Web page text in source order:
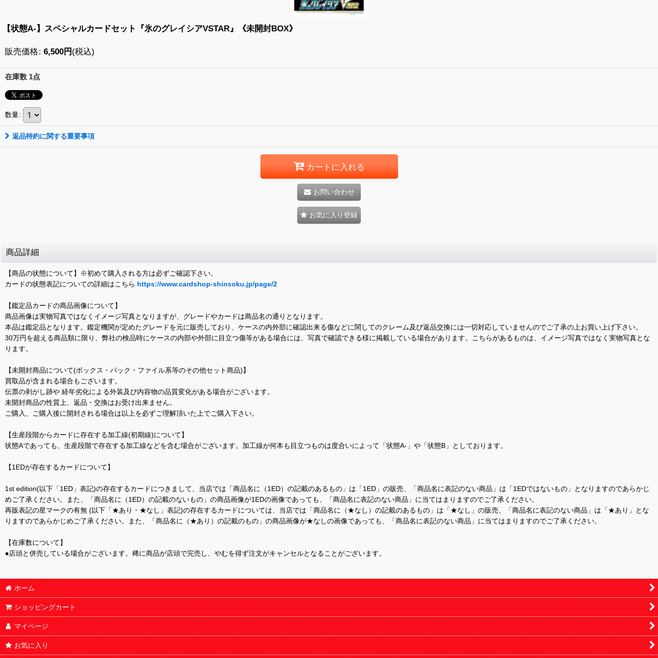
【状態A-】スペシャルカードセット『氷のグレイシアVSTAR』《未開封BOX》
販売価格: 6,500円 (税込)
在庫数 1点
数量:
返品特約に関する重要事項
カートに入れる
お問い合わせ
お気に入り登録
商品詳細
【商品の状態について】※初めて購入される方は必ずご確認下さい。
カードの状態表記についての詳細はこちら https://www.cardshop-shinsoku.jp/page/2
【鑑定品カードの商品画像について】
商品画像は実物写真ではなくイメージ写真となりますが、グレードやカードは商品名の通りとなります。
本品は鑑定品となります。鑑定機関が定めたグレードを元に販売しており、ケースの内外部に確認出来る傷などに関してのクレーム及び返品交換には一切対応していませんのでご了承の上お買い上げ下さい。
30万円を超える商品類に限り、弊社の検品時にケースの内部や外部に目立つ傷等がある場合には、写真で確認できる様に掲載している場合があります。こちらがあるものは、イメージ写真ではなく実物写真とな
ります。
【未開封商品について(ボックス・パック・ファイル系等のその他セット商品)】
買取品が含まれる場合もございます。
伝票の剥がし跡や 経年劣化による外装及び内容物の品質変化がある場合がございます。
未開封商品の性質上、返品・交換はお受け出来ません。
ご購入、ご購入後に開封される場合は以上を必ずご理解頂いた上でご購入下さい。
【生産段階からカードに存在する加工線(初期線)について】
状態Aであっても、生産段階で存在する加工線などを含む場合がございます。加工線が何本も目立つものは度合いによって「状態A-」や「状態B」としております。
【1EDが存在するカードについて】
1st edition(以下「1ED」表記)の存在するカードにつきまして、当店では「商品名に（1ED）の記載のあるもの」は「1ED」の販売、「商品名に表記のない商品」は「1EDではないもの」となりますのであらかじ
めご了承ください。また、「商品名に（1ED）の記載のないもの」の商品画像が1EDの画像であっても、「商品名に表記のない商品」に当てはまりますのでご了承ください。
再販表記の星マークの有無 (以下「★あり・★なし」表記)の存在するカードについては、当店では「商品名に（★なし）の記載のあるもの」は「★なし」の販売、「商品名に表記のない商品」は「★あり」とな
りますのであらかじめご了承ください。また、「商品名に（★あり）の記載のもの」の商品画像が★なしの画像であっても、「商品名に表記のない商品」に当てはまりますのでご了承ください。
【在庫数について】
●店頭と併売している場合がございます。稀に商品が店頭で完売し、やむを得ず注文がキャンセルとなることがございます。
ホーム
ショッピングカート
マイページ
お気に入り